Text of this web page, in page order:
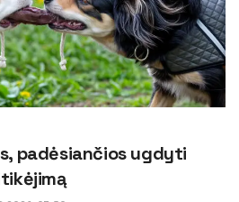
padėsiančios ugdyti